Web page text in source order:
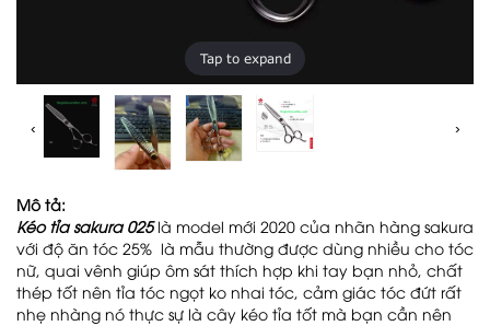
Tap to expand
‹ ›
Mô tả:
Kéo tỉa sakura 025là model mới 2020 của nhãn hàng sakura
với độ ăn tóc 25% là mẫu thường được dùng nhiều cho tóc
nữ, quai vênh giúp ôm sát thích hợp khi tay bạn nhỏ, chất
thép tốt nên tỉa tóc ngọt ko nhai tóc, cảm giác tóc đứt rất
nhẹ nhàng nó thực sự là cây kéo tỉa tốt mà bạn cần nên